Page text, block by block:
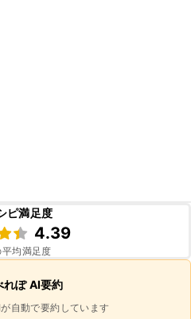
ピ満足度
4.39
平均満足度
れぽ AI要約
自動で要約しています